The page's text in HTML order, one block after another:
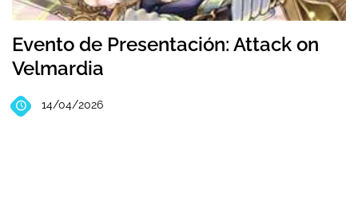
Evento de Presentación: Attack on
Velmardia
14/04/2026